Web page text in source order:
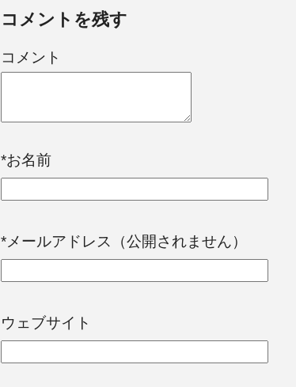
コメントを残す
コメント
*お名前
*メールアドレス（公開されません）
ウェブサイト